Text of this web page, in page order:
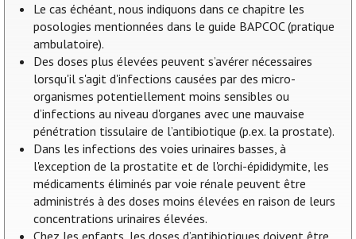
Le cas échéant, nous indiquons dans ce chapitre les
posologies mentionnées dans le guide BAPCOC (pratique
ambulatoire).
Des doses plus élevées peuvent s’avérer nécessaires
lorsqu'il s'agit d'infections causées par des micro-
organismes potentiellement moins sensibles ou
d’infections au niveau d'organes avec une mauvaise
pénétration tissulaire de l’antibiotique (p.ex. la prostate).
Dans les infections des voies urinaires basses, à
l'exception de la prostatite et de l'orchi-épididymite, les
médicaments éliminés par voie rénale peuvent être
administrés à des doses moins élevées en raison de leurs
concentrations urinaires élevées.